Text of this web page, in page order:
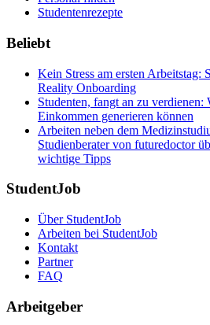
Studentenrezepte
Beliebt
Kein Stress am ersten Arbeitstag:
Reality Onboarding
Studenten, fangt an zu verdienen:
Einkommen generieren können
Arbeiten neben dem
Studienberater von futuredoctor
wichtige Tipps
StudentJob
Über StudentJob
Arbeiten bei StudentJob
Kontakt
Partner
FAQ
Arbeitgeber